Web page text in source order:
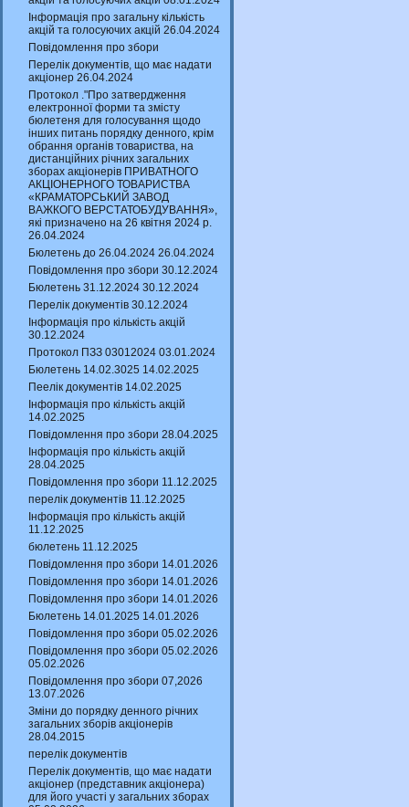
Інформація про загальну кількість
акцій та голосуючих акцій 26.04.2024
Повідомлення про збори
Перелік документів, що має надати
акціонер 26.04.2024
Протокол ."Про затвердження
електронної форми та змісту
бюлетеня для голосування щодо
інших питань порядку денного, крім
обрання органів товариства, на
дистанційних річних загальних
зборах акціонерів ПРИВАТНОГО
АКЦІОНЕРНОГО ТОВАРИСТВА
«КРАМАТОРСЬКИЙ ЗАВОД
ВАЖКОГО ВЕРСТАТОБУДУВАННЯ»,
які призначено на 26 квітня 2024 р.
26.04.2024
Бюлетень до 26.04.2024 26.04.2024
Повідомлення про збори 30.12.2024
Бюлетень 31.12.2024 30.12.2024
Перелік документів 30.12.2024
Інформація про кількість акцій
30.12.2024
Протокол ПЗЗ 03012024 03.01.2024
Бюлетень 14.02.3025 14.02.2025
Пеелік документів 14.02.2025
Інформація про кількість акцій
14.02.2025
Повідомлення про збори 28.04.2025
Інформація про кількість акцій
28.04.2025
Повідомлення про збори 11.12.2025
перелік документів 11.12.2025
Інформація про кількість акцій
11.12.2025
бюлетень 11.12.2025
Повідомлення про збори 14.01.2026
Повідомлення про збори 14.01.2026
Повідомлення про збори 14.01.2026
Бюлетень 14.01.2025 14.01.2026
Повідомлення про збори 05.02.2026
Повідомлення про збори 05.02.2026
05.02.2026
Повідомлення про збори 07,2026
13.07.2026
Зміни до порядку денного річних
загальних зборів акціонерів
28.04.2015
перелік документів
Перелік документів, що має надати
акціонер (представник акціонера)
для його участі у загальних зборах